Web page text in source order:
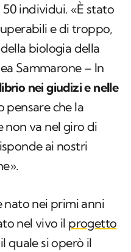
individui. «È stato
e di troppo,
biologia della
Sammarone – In
nei giudizi e nelle
pensare che la
non va nel giro di
ai nostri
nato nei primi anni
nel vivo il progetto
quale si operò il